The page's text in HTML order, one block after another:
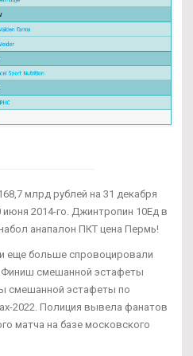
млрд рублей на 31 декабря
июня 2014-го. Джинтропин 10Ед в
анапалон ПКТ цена Пермь!
еще больше спровоцировали
Финиш смешанной эстафеты
смешанной эстафеты по
2022. Полиция вывела фанатов
матча на базе московского